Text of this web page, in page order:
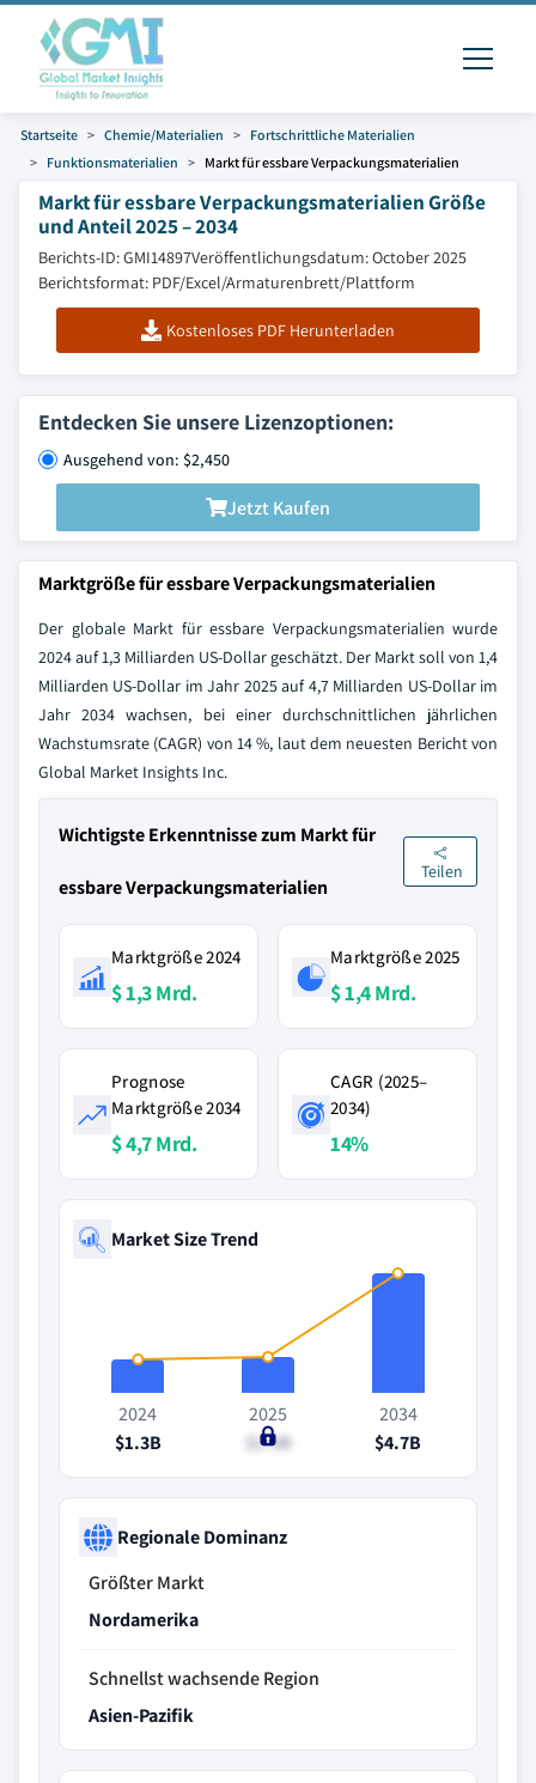
Startseite Chemie/Materialien
Fortschrittliche Materialien
Funktionsmaterialien
Markt für essbare Verpackungsmaterialien
Markt für essbare Verpackungsmaterialien Größe
und Anteil 2025 – 2034
Berichts-ID: GMI14897Veröffentlichungsdatum: October 2025
Berichtsformat: PDF/Excel/Armaturenbrett/Plattform
Kostenloses PDF Herunterladen
Entdecken Sie unsere Lizenzoptionen:
Ausgehend von: $2,450
Jetzt Kaufen
Marktgröße für essbare Verpackungsmaterialien
Der globale Markt für essbare Verpackungsmaterialien wurde
2024 auf 1,3 Milliarden US-Dollar geschätzt. Der Markt soll von 1,4
Milliarden US-Dollar im Jahr 2025 auf 4,7 Milliarden US-Dollar im
Jahr 2034 wachsen, bei einer durchschnittlichen jährlichen
Wachstumsrate (CAGR) von 14 %, laut dem neuesten Bericht von
Global Market Insights Inc.
Wichtigste Erkenntnisse zum Markt für
essbare Verpackungsmaterialien
Teilen
Marktgröße 2024
$ 1,3 Mrd.
Marktgröße 2025
$ 1,4 Mrd.
Prognose
Marktgröße 2034
$ 4,7 Mrd.
CAGR (2025–
2034)
14%
Market Size Trend
2024
$1.3B
2025
$1.4B
2034
$4.7B
Regionale Dominanz
Größter Markt
Nordamerika
Schnellst wachsende Region
Asien-Pazifik